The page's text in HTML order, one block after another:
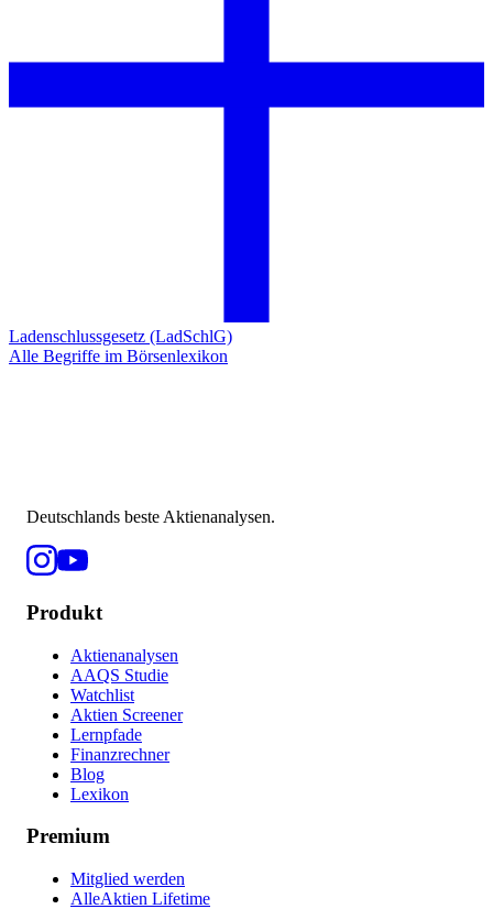
Ladenschlussgesetz (LadSchlG)
Alle Begriffe im Börsenlexikon
Deutschlands beste Aktienanalysen.
Produkt
Aktienanalysen
AAQS Studie
Watchlist
Aktien Screener
Lernpfade
Finanzrechner
Blog
Lexikon
Premium
Mitglied werden
AlleAktien Lifetime